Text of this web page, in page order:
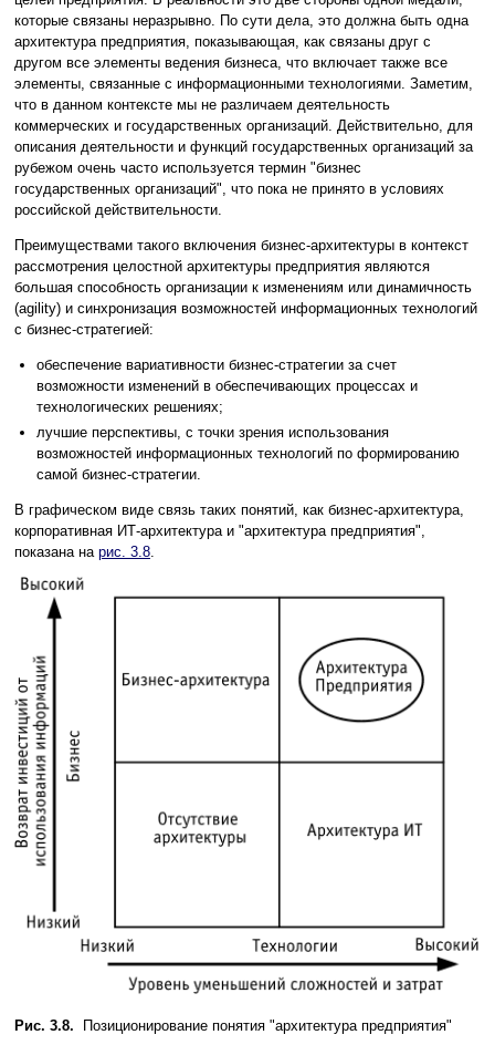
которые связаны неразрывно. По сути дела, это должна быть одна
архитектура предприятия, показывающая, как связаны друг с
другом все элементы ведения бизнеса, что включает также все
элементы, связанные с информационными технологиями. Заметим,
что в данном контексте мы не различаем деятельность
коммерческих и государственных организаций. Действительно, для
описания деятельности и функций государственных организаций за
рубежом очень часто используется термин "бизнес
государственных организаций", что пока не принято в условиях
российской действительности.
Преимуществами такого включения бизнес-архитектуры в контекст
рассмотрения целостной архитектуры предприятия являются
большая способность организации к изменениям или динамичность
(agility) и синхронизация возможностей информационных технологий
с бизнес-стратегией:
обеспечение вариативности бизнес-стратегии за счет
возможности изменений в обеспечивающих процессах и
технологических решениях;
лучшие перспективы, с точки зрения использования
возможностей информационных технологий по формированию
самой бизнес-стратегии.
В графическом виде связь таких понятий, как бизнес-архитектура,
корпоративная ИТ-архитектура и "архитектура предприятия",
показана на рис. 3.8
Рис. 3.8. Позиционирование понятия "архитектура предприятия"